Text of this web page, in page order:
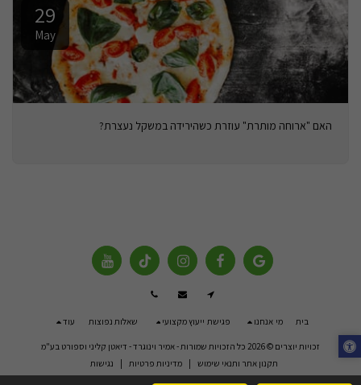
29
May
האם "ארוחה מותרת" עוזרת כשהירידה במשקל נעצרת?
בית מי אנחנו פגישת ייעוץ מקצועי שאלות נפוצות עוד
זכויות יוצרים © 2026 כל הזכויות שמורות -
אמיר וינוגרד - דיאטן קליני וספורט בע"מ
תקנון אתר ותנאי שימוש |מדיניות פרטיות | נגישות